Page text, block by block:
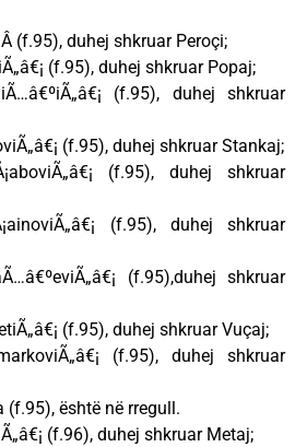
(f.95), duhej shkruar Peroçi;
(f.95), duhej shkruar Popaj;
(f.95), duhej shkruar
(f.95), duhej shkruar Stankaj;
(f.95), duhej shkruar
(f.95), duhej shkruar
(f.95),duhej shkruar
(f.95), duhej shkruar Vuçaj;
(f.95), duhej shkruar
(f.95), është në rregull.
(f.96), duhej shkruar Metaj;